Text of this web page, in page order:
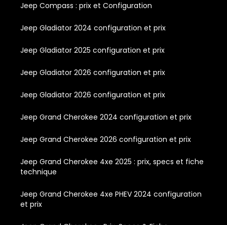
Jeep Compass : prix et Configuration
Jeep Gladiator 2024 configuration et prix
Jeep Gladiator 2025 configuration et prix
Jeep Gladiator 2026 configuration et prix
Jeep Gladiator 2026 configuration et prix
Jeep Grand Cherokee 2024 configuration et prix
Jeep Grand Cherokee 2026 configuration et prix
Jeep Grand Cherokee 4xe 2025 : prix, specs et fiche
technique
Jeep Grand Cherokee 4xe PHEV 2024 configuration
et prix